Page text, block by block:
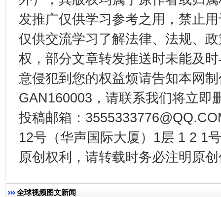
发推广仅供学习参考之用，禁止
仅供交流学习了解法律、法规、
权，部分文章转发推送时未能及
意侵犯到您的权益烦请告知本网
GAN160003，请联系我们将立即
投稿邮箱：
12号（华声国际大厦）1层 1 2 1
原创权利，请转载时务必注明原
全球视频图文新闻
千年窑火 生生不息 一